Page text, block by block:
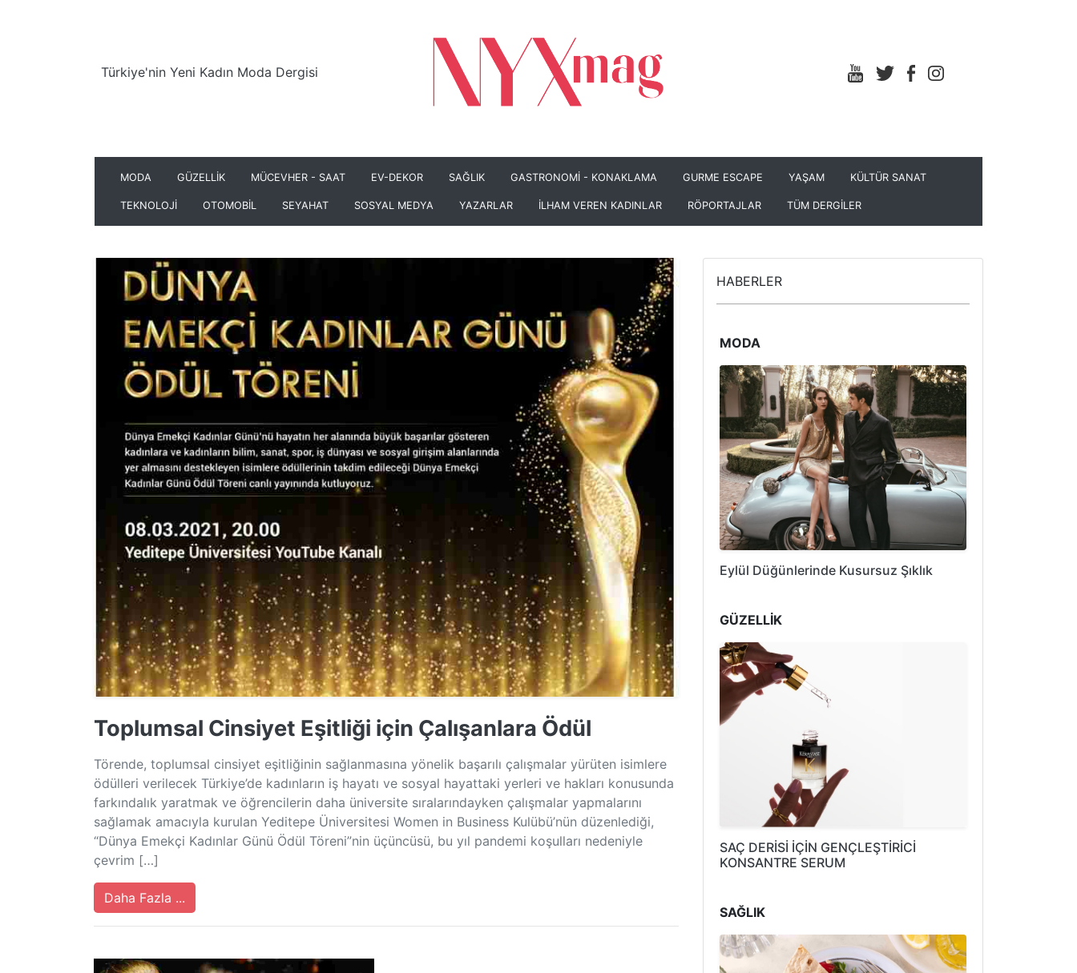
Türkiye'nin Yeni Kadın Moda Dergisi
MODA GÜZELLİK MÜCEVHER - SAAT EV-DEKOR SAĞLIK GASTRONOMİ - KONAKLAMA GURME ESCAPE YAŞAM KÜLTÜR SANAT
TEKNOLOJİ OTOMOBİL SEYAHAT SOSYAL MEDYA YAZARLAR İLHAM VEREN KADINLAR RÖPORTAJLAR TÜM DERGİLER
Toplumsal Cinsiyet Eşitliği için Çalışanlara Ödül
Törende, toplumsal cinsiyet eşitliğinin sağlanmasına yönelik başarılı çalışmalar yürüten isimlere
ödülleri verilecek Türkiye’de kadınların iş hayatı ve sosyal hayattaki yerleri ve hakları konusunda
farkındalık yaratmak ve öğrencilerin daha üniversite sıralarındayken çalışmalar yapmalarını
sağlamak amacıyla kurulan Yeditepe Üniversitesi Women in Business Kulübü’nün düzenlediği,
“Dünya Emekçi Kadınlar Günü Ödül Töreni”nin üçüncüsü, bu yıl pandemi koşulları nedeniyle
çevrim […]
Daha Fazla ...
HABERLER
MODA
Eylül Düğünlerinde Kusursuz Şıklık
GÜZELLİK
SAÇ DERİSİ İÇİN GENÇLEŞTİRİCİ
KONSANTRE SERUM
SAĞLIK